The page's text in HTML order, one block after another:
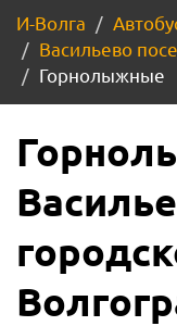
И-Волга
Васильево
Горнолыжные